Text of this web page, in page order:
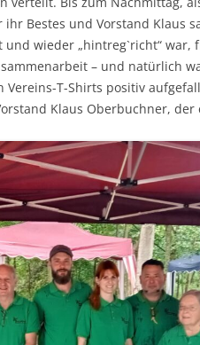
Bestes und Vorstand Klaus
und wieder „hintreg`richt“
– und natürlich
T-Shirts positiv
Klaus Oberbuchner, der